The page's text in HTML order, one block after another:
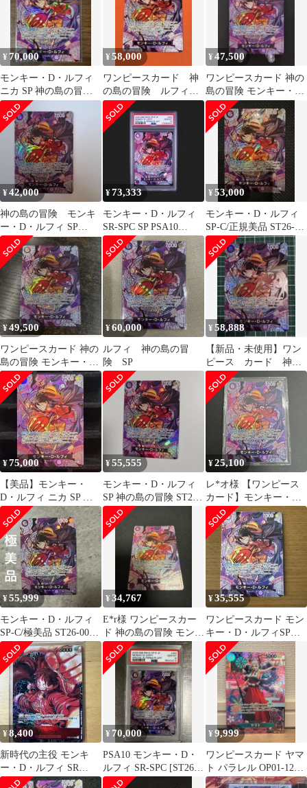
¥ 70,000
モンキー・D・ルフィ
ニカ SP 神の島の冒険
ST26-005
¥58,000
ワンピースカード 神
の島の冒険 ルフィ
SP ST26-005
¥47,500
ワンピースカード 神の
島の冒険 モンキー・
D・ルフィ SP ST26-005
¥42,000
神の島の冒険 モンキ
ー・D・ルフィ SP
ST26-005
¥73,333
モンキー・D・ルフィ
SR-SPC SP PSA10
ST26-005
¥53,000
モンキー・D・ルフィ
SP-C/正規美品 ST26-
005/神の島の冒険
¥49,500
ワンピースカード 神の
島の冒険 モンキー・
D・ルフィ SP ST26-005
¥60,000
ルフィ 神の島の冒
険 SP
¥58,888
【新品・未使用】ワン
ピース カード 神の
島の冒険 ルフィ SP
ST26-005
¥75,000
【美品】モンキー・
D・ルフィ ニカ SP 神
の島の冒険 ST26-005
¥55,555
モンキー・D・ルフィ
SP 神の島の冒険 ST26-
005
¥25,100
レ*オ様 【ワンピース
カード】モンキー・
D・ルフィ ST26-005
¥55,999
モンキー・D・ルフィ
SP-C/極美品 ST26-005/
神の島の冒険
¥34,767
E*r様 ワンピースカー
ド 神の島の冒険 モンキ
ー・D・ルフィ SP
ST26-
¥35,555
ワンピースカード モン
キー・D・ルフィSP
ST26-005
¥8,400
新時代の主役 モンキ
ー・D・ルフィ SR
ST01-012
¥ 70,000
PSA10 モンキー・D・
ルフィ SR-SPC [ST26-
005]
¥9,999
ワンピースカード ヤマ
ト パラレル OP01-121
sp 和柄